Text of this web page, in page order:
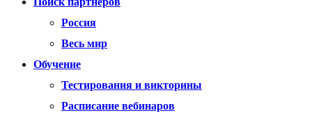
Россия
Весь мир
Обучение
Тестирования и викторины
Расписание вебинаров